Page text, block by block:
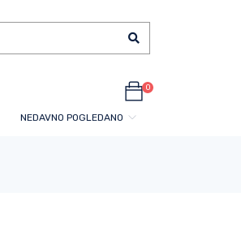
0
NEDAVNO POGLEDANO